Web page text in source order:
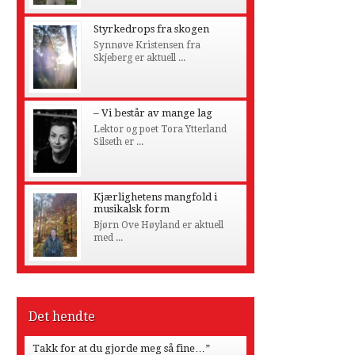
Styrkedrops fra skogen
Synnøve Kristensen fra
Skjeberg er aktuell ...
– Vi består av mange lag
Lektor og poet Tora Ytterland
Silseth er ...
Kjærlighetens mangfold i
musikalsk form
Bjørn Ove Høyland er aktuell
med ...
Det hendte
Takk for at du gjorde meg så fine…”